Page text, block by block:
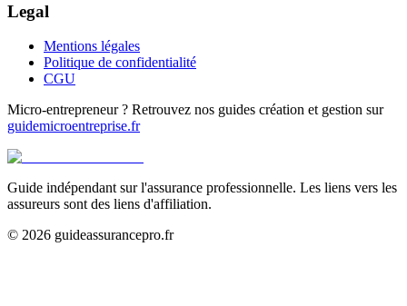
Legal
Mentions légales
Politique de confidentialité
CGU
Micro-entrepreneur ? Retrouvez nos guides création et gestion sur
guidemicroentreprise.fr
Guide indépendant sur l'assurance professionnelle. Les liens vers les
assureurs sont des liens d'affiliation.
© 2026 guideassurancepro.fr